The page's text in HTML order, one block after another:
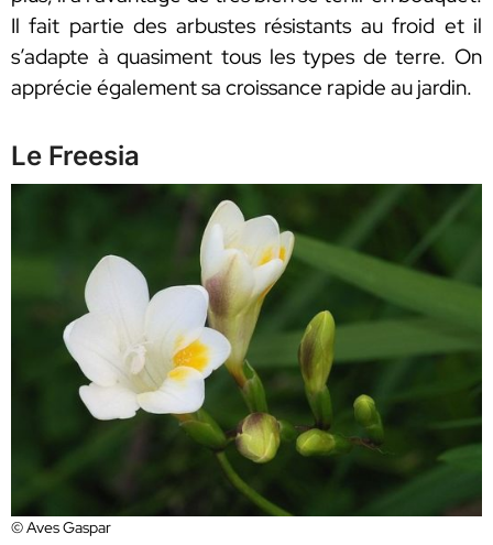
Il fait partie des arbustes résistants au froid et il
s’adapte à quasiment tous les types de terre. On
apprécie également sa croissance rapide au jardin.
Le Freesia
© Aves Gaspar